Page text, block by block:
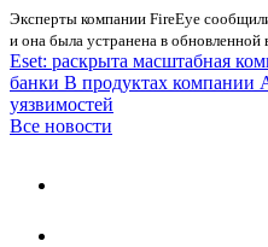
Эксперты компании FireEye
и она была устранена в
Eset: раскрыта масштабная
банки В продуктах компании
уязвимостей
Все новости